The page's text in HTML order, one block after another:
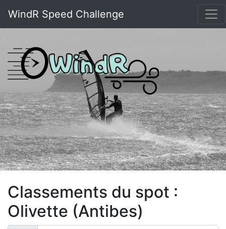
WindR Speed Challenge
Classements du spot :
Olivette (Antibes)